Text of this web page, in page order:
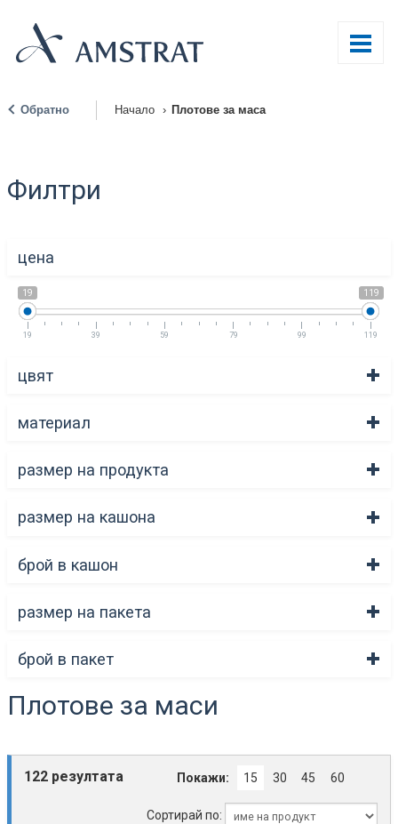
Обратно Начало › Плотове за маса
Филтри
цена
19 119
19 39 59 79 99 119
цвят
материал
размер на продукта
размер на кашона
брой в кашон
размер на пакета
брой в пакет
Плотове за маси
122 резултата Покажи: 15 30 45 60
Сортирай по: